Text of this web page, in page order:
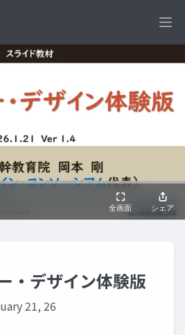
・デザイン体験版
21, 26